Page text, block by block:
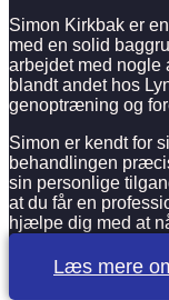
Simon Kirkbak er
med en solid
arbejdet med nogle
blandt andet hos
genoptræning og
Simon er kendt for
behandlingen
sin personlige
at du får en
hjælpe dig med at
Læs mere